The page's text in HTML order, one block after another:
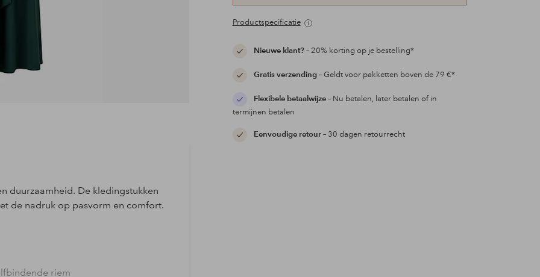
Productspecificatie
Nieuwe klant?– 20% korting op je bestelling*
Gratis verzending– Geldt voor pakketten boven de 79 €*
Flexibele betaalwijze– Nu betalen, later betalen of in
termijnen betalen
Eenvoudige retour– 30 dagen retourrecht
duurzaamheid. De kledingstukken
de nadruk op pasvorm en comfort.
riem